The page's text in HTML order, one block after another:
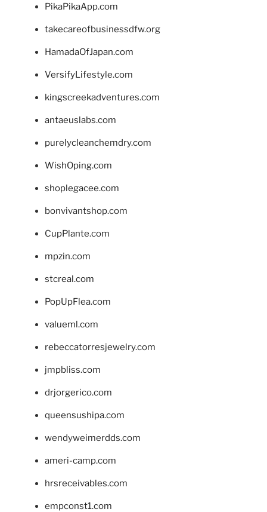
PikaPikaApp.com
takecareofbusinessdfw.org
HamadaOfJapan.com
VersifyLifestyle.com
kingscreekadventures.com
antaeuslabs.com
purelycleanchemdry.com
WishOping.com
shoplegacee.com
bonvivantshop.com
CupPlante.com
mpzin.com
stcreal.com
PopUpFlea.com
valueml.com
rebeccatorresjewelry.com
jmpbliss.com
drjorgerico.com
queensushipa.com
wendyweimerdds.com
ameri-camp.com
hrsreceivables.com
empconst1.com